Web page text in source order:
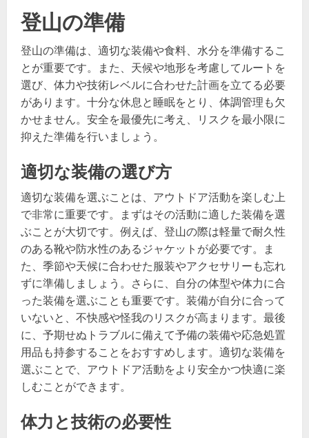
登山の準備
登山の準備は、適切な装備や食料、水分を準備するこ
とが重要です。また、天候や地形を考慮してルートを
選び、体力や技術レベルに合わせた計画を立てる必要
があります。十分な休息と睡眠をとり、体調管理も欠
かせません。安全を最優先に考え、リスクを最小限に
抑えた準備を行いましょう。
適切な装備の選び方
適切な装備を選ぶことは、アウトドア活動を楽しむ上
で非常に重要です。まずはその活動に適した装備を選
ぶことが大切です。例えば、登山の際は軽量で耐久性
のある靴や防水性のあるジャケットが必要です。ま
た、季節や天候に合わせた服装やアクセサリーも忘れ
ずに準備しましょう。さらに、自分の体型や体力に合
った装備を選ぶことも重要です。装備が自分に合って
いないと、不快感や怪我のリスクが高まります。最後
に、予期せぬトラブルに備えて予備の装備や応急処置
用品も持参することをおすすめします。適切な装備を
選ぶことで、アウトドア活動をより安全かつ快適に楽
しむことができます。
体力と技術の必要性